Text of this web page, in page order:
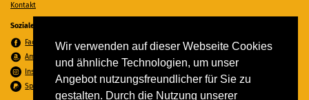
Wir verwenden auf dieser Webseite Cookies
und ähnliche Technologien, um unser
Angebot nutzungsfreundlicher für Sie zu
gestalten. Durch die Nutzung unserer
Kontakt
Soziale Medien
Facebook
Amazon Wunschzettel
Instagram
Spenden per PayPal